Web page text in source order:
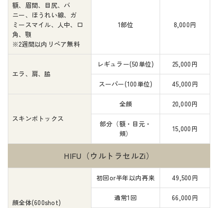
額、眉間、目尻、バ
ニー、ほうれい線、ガ
ミースマイル、人中、口
角、顎
※2週間以内リペア無料
1部位 8,000円
エラ、肩、脇
レギュラー(50単位) 25,000円
スーパー(100単位) 45,000円
スキンボトックス
全顔 20,000円
部分（額・目元・
頬）
15,000円
HIFU（ウルトラセルZi）
顔全体(600shot)
初回or半年以内再来 49,500円
通常1回 66,000円